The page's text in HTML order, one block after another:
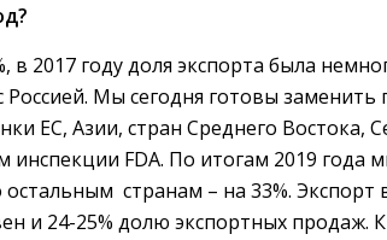
в 2017 году доля экспорта была
Мы сегодня готовы
ЕС, Азии, стран Среднего Востока,
FDA. По итогам 2019 года
странам – на 33%.
и 24-25% долю экспортных продаж.